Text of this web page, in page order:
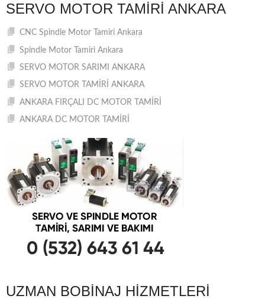
SERVO MOTOR TAMIRI ANKARA
CNC Spindle Motor Tamiri Ankara
Spindle Motor Tamiri Ankara
SERVO MOTOR SARIMI ANKARA
SERVO MOTOR TAMİRİ ANKARA
ANKARA FIRÇALI DC MOTOR TAMİRİ
ANKARA DC MOTOR TAMİRİ
UZMAN BOBINAJ HIZMETLERI